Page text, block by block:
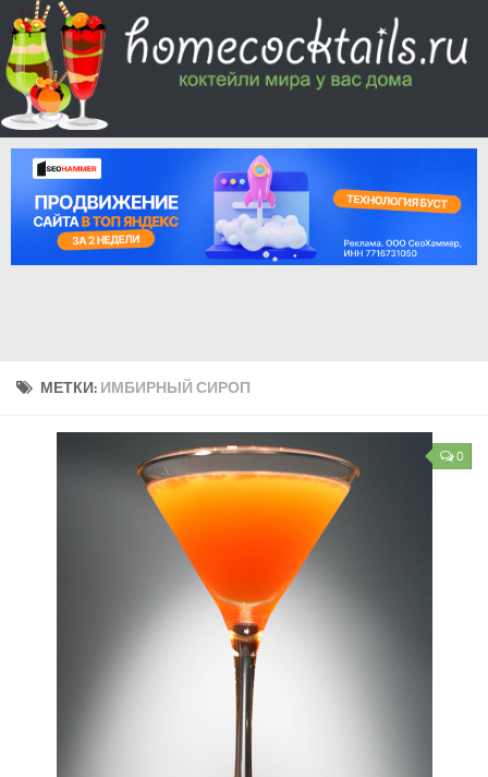
МЕТКИ: ИМБИРНЫЙ СИРОП
0